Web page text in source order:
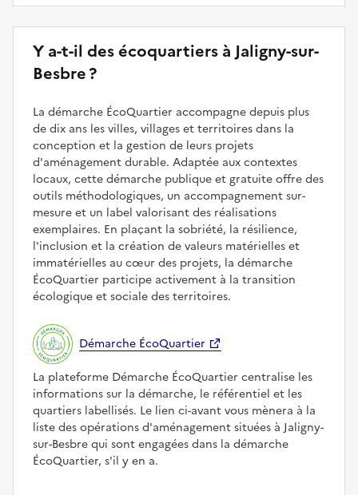
Y a-t-il des écoquartiers à Jaligny-sur-
Besbre ?
La démarche ÉcoQuartier accompagne depuis plus
de dix ans les villes, villages et territoires dans la
conception et la gestion de leurs projets
d'aménagement durable. Adaptée aux contextes
locaux, cette démarche publique et gratuite offre des
outils méthodologiques, un accompagnement sur-
mesure et un label valorisant des réalisations
exemplaires. En plaçant la sobriété, la résilience,
l'inclusion et la création de valeurs matérielles et
immatérielles au cœur des projets, la démarche
ÉcoQuartier participe activement à la transition
écologique et sociale des territoires.
Démarche ÉcoQuartier
La plateforme Démarche ÉcoQuartier centralise les
informations sur la démarche, le référentiel et les
quartiers labellisés. Le lien ci-avant vous mènera à la
liste des opérations d'aménagement situées à Jaligny-
sur-Besbre qui sont engagées dans la démarche
ÉcoQuartier, s'il y en a.